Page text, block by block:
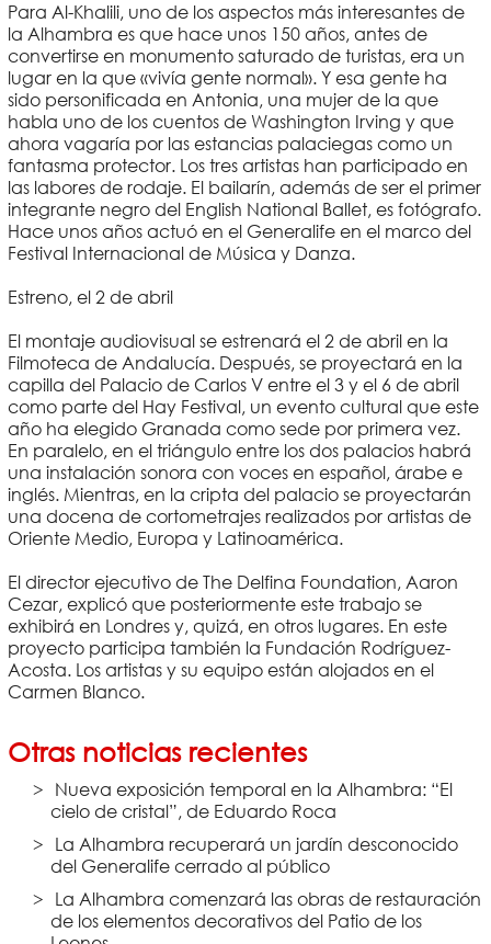
Para Al-Khalili, uno de los aspectos más interesantes de
la Alhambra es que hace unos 150 años, antes de
convertirse en monumento saturado de turistas, era un
lugar en la que «vivía gente normal». Y esa gente ha
sido personificada en Antonia, una mujer de la que
habla uno de los cuentos de Washington Irving y que
ahora vagaría por las estancias palaciegas como un
fantasma protector. Los tres artistas han participado en
las labores de rodaje. El bailarín, además de ser el primer
integrante negro del English National Ballet, es fotógrafo.
Hace unos años actuó en el Generalife en el marco del
Festival Internacional de Música y Danza.
Estreno, el 2 de abril
El montaje audiovisual se estrenará el 2 de abril en la
Filmoteca de Andalucía. Después, se proyectará en la
capilla del Palacio de Carlos V entre el 3 y el 6 de abril
como parte del Hay Festival, un evento cultural que este
año ha elegido Granada como sede por primera vez.
En paralelo, en el triángulo entre los dos palacios habrá
una instalación sonora con voces en español, árabe e
inglés. Mientras, en la cripta del palacio se proyectarán
una docena de cortometrajes realizados por artistas de
Oriente Medio, Europa y Latinoamérica.
El director ejecutivo de The Delfina Foundation, Aaron
Cezar, explicó que posteriormente este trabajo se
exhibirá en Londres y, quizá, en otros lugares. En este
proyecto participa también la Fundación Rodríguez-
Acosta. Los artistas y su equipo están alojados en el
Carmen Blanco.
Otras noticias recientes
Nueva exposición temporal en la Alhambra: “El
cielo de cristal”, de Eduardo Roca
La Alhambra recuperará un jardín desconocido
del Generalife cerrado al público
La Alhambra comenzará las obras de restauración
de los elementos decorativos del Patio de los